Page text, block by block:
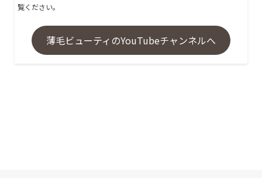
覧ください。
薄毛ビューティのYouTubeチャンネルへ